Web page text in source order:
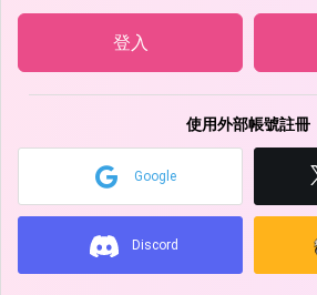
登入
使用外部帳號註冊
Google
Discord